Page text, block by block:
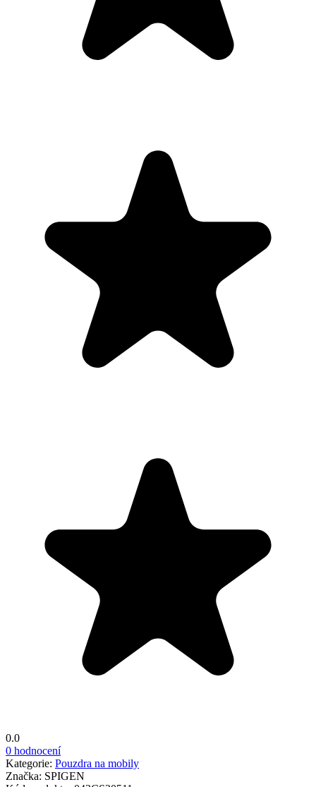
0.0
0 hodnocení
Kategorie: Pouzdra na mobily
Značka: SPIGEN